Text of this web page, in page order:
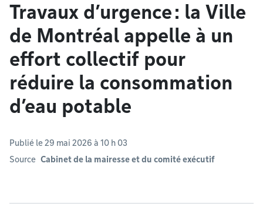
Travaux d’urgence : la Ville
de Montréal appelle à un
effort collectif pour
réduire la consommation
d’eau potable
Publié le 29 mai 2026 à 10 h 03
Source Cabinet de la mairesse et du comité exécutif